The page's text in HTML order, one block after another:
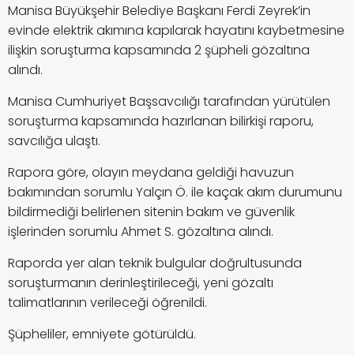
Manisa Büyükşehir Belediye Başkanı Ferdi Zeyrek’in
evinde elektrik akımına kapılarak hayatını kaybetmesine
ilişkin soruşturma kapsamında 2 şüpheli gözaltına
alındı.
Manisa Cumhuriyet Başsavcılığı tarafından yürütülen
soruşturma kapsamında hazırlanan bilirkişi raporu,
savcılığa ulaştı.
Rapora göre, olayın meydana geldiği havuzun
bakımından sorumlu Yalçın Ö. ile kaçak akım durumunu
bildirmediği belirlenen sitenin bakım ve güvenlik
işlerinden sorumlu Ahmet S. gözaltına alındı.
Raporda yer alan teknik bulgular doğrultusunda
soruşturmanın derinleştirileceği, yeni gözaltı
talimatlarının verileceği öğrenildi.
Şüpheliler, emniyete götürüldü.